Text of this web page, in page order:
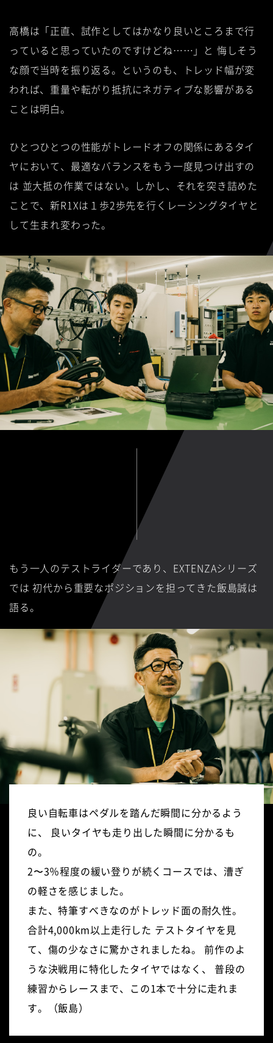
高橋は「正直、試作としてはかなり良いところまで行
っていると思っていたのですけどね……」と 悔しそう
な顔で当時を振り返る。というのも、トレッド幅が変
われば、重量や転がり抵抗にネガティブな影響がある
ことは明白。
ひとつひとつの性能がトレードオフの関係にあるタイ
ヤにおいて、最適なバランスをもう一度見つけ出すの
は 並大抵の作業ではない。しかし、それを突き詰めた
ことで、新R1Xは１歩2歩先を行くレーシングタイヤと
して生まれ変わった。
もう一人のテストライダーであり、EXTENZAシリーズ
では 初代から重要なポジションを担ってきた飯島誠は
語る。
良い自転車はペダルを踏んだ瞬間に分かるよう
に、
良いタイヤも走り出した瞬間に分かるも
の。
2〜3％程度の緩い登りが続くコースでは、漕ぎ
の軽さを感じました。
また、特筆すべきなのがトレッド面の耐久性。
合計4,000km以上走行した テストタイヤを見
て、傷の少なさに驚かされましたね。
前作のよ
うな決戦用に特化したタイヤではなく、
普段の
練習からレースまで、この1本で十分に走れま
す。（飯島）